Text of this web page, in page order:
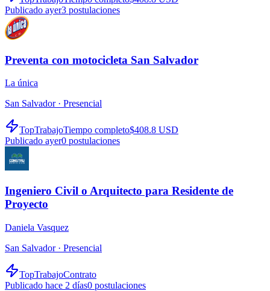
Publicado ayer3 postulaciones
Preventa con motocicleta San Salvador
La única
San Salvador · Presencial
TopTrabajoTiempo completo$408.8 USD
Publicado ayer0 postulaciones
Ingeniero Civil o Arquitecto para Residente de
Proyecto
Daniela Vasquez
San Salvador · Presencial
TopTrabajoContrato
Publicado hace 2 días0 postulaciones